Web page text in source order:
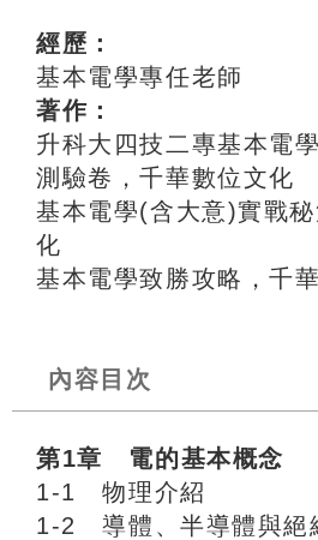
經歷：
基本電學專任老師
著作：
升科大四技二專基本電
測驗卷，千華數位文化
基本電學(含大意)實戰
化
基本電學致勝攻略，千
內容目次
第1章 電的基本概念
1-1 物理介紹
1-2 導體、半導體與絕